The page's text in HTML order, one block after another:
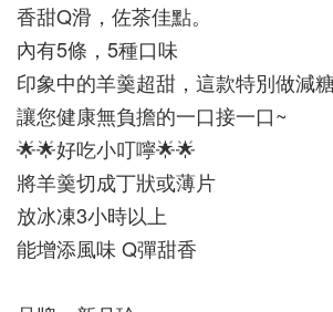
香甜Q滑，佐茶佳點。
內有5條，5種口味
印象中的羊羹超甜，這款特別做減
讓您健康無負擔的一口接一口~
🌟🌟好吃小叮嚀🌟🌟
將羊羹切成丁狀或薄片
放冰凍3小時以上
能增添風味 Q彈甜香